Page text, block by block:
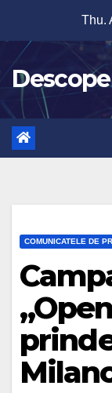
content
Thu.
COMUNICATELE DE